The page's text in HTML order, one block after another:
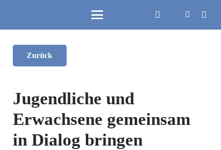
Zurück
Jugendliche und
Erwachsene gemeinsam
in Dialog bringen